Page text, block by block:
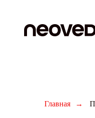
Главная →